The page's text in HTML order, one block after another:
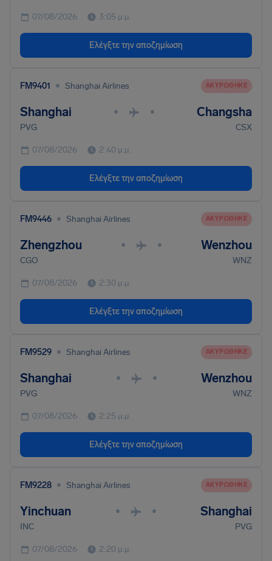
07/08/2026 3:05 μ.μ.
Ελέγξτε την αποζημίωση
FM9401 • Shanghai Airlines ΑΚΥΡΏΘΗΚΕ
Shanghai • • Changsha
PVG CSX
07/08/2026 2:40 μ.μ.
Ελέγξτε την αποζημίωση
FM9446 • Shanghai Airlines ΑΚΥΡΏΘΗΚΕ
Zhengzhou • • Wenzhou
CGO WNZ
07/08/2026 2:30 μ.μ.
Ελέγξτε την αποζημίωση
FM9529 • Shanghai Airlines ΑΚΥΡΏΘΗΚΕ
Shanghai • • Wenzhou
PVG WNZ
07/08/2026 2:25 μ.μ.
Ελέγξτε την αποζημίωση
FM9228 • Shanghai Airlines ΑΚΥΡΏΘΗΚΕ
Yinchuan • • Shanghai
INC PVG
07/08/2026 2:20 μ.μ.